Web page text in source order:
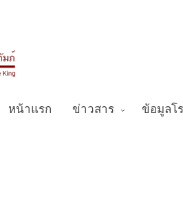
หน้าแรก ข่าวสาร ข้อมูลโ